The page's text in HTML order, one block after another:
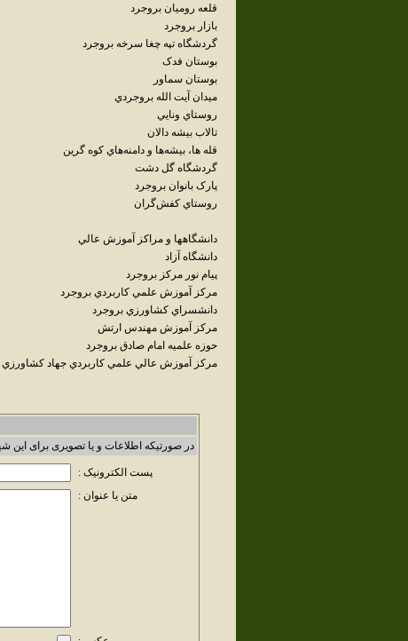
قلعه روميان بروجرد
بازار بروجرد
گردشگاه تپه چغا سرخه بروجرد
بوستان فدک
بوستان سماور
ميدان آيت الله بروجردي
روستاي ونايي
تالاب بيشه دالان
قله ها، بيشه‌ها و دامنه‌هاي کوه گرين
گردشگاه گل ‌دشت
پارک بانوان بروجرد
روستاي کفش‌گران
دانشگاهها و مراکز آموزش عالي
دانشگاه آزاد
پيام نور مرکز بروجرد
مرکز آموزش علمي کاربردي بروجرد
دانشسراي کشاورزي بروجرد
مرکز آموزش مهندس ارتش
حوزه علميه امام صادق بروجرد
مرکز آموزش عالي علمي کاربردي جهاد کشاورزي
در صورتیکه اطلاعات و یا تصویری برای این
پست الکترونیک :
متن یا عنوان :